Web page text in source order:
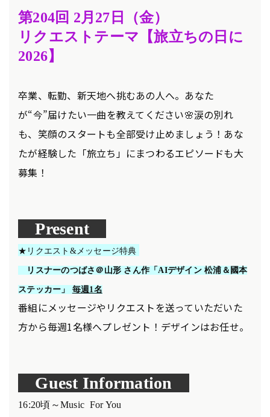
第204回 2月27 日（金）
リクエスト テーマ【旅立ちの日に
2026】
卒業、転勤、新天地へ挑むあの人へ。あなた
が“今”届けたい一曲を教えてください🌸涙の別れ
も、笑顔のスタートも全部受け止めましょう！あな
たが経験した「旅立ち」にまつわるエピソードも大
募集！
Present
★リクエスト&メッセージ特典
リスナーのつばさ＠山形 さん作「AIデザイン 松浦＆國本
ステッカー」 毎週1名
番組にメッセージやリクエストを送っていただいた
方から毎週1名様へプレゼント！デザインはお任せ。
Guest Information
16:20頃～Music For You